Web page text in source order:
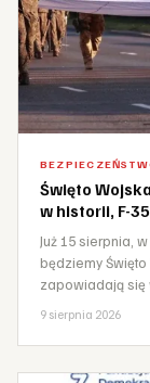
Święto
w historii, F-
Już 15 sierpnia,
będziemy
zapowiadają się
9 sierpnia 2026